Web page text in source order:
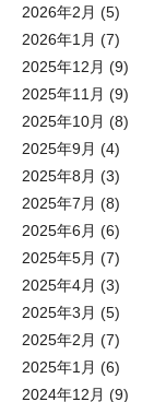
2026年2月 (5)
2026年1月 (7)
2025年12月 (9)
2025年11月 (9)
2025年10月 (8)
2025年9月 (4)
2025年8月 (3)
2025年7月 (8)
2025年6月 (6)
2025年5月 (7)
2025年4月 (3)
2025年3月 (5)
2025年2月 (7)
2025年1月 (6)
2024年12月 (9)